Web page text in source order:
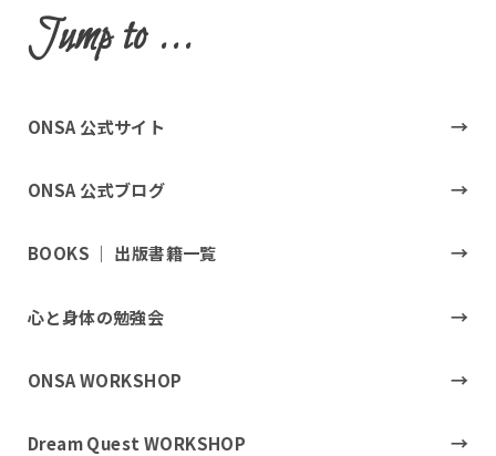
Jump to ...
ONSA 公式サイト
ONSA 公式ブログ
BOOKS ｜ 出版書籍一覧
心と身体の勉強会
ONSA WORKSHOP
Dream Quest WORKSHOP